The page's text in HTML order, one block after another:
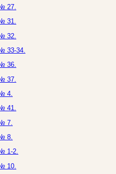
27.
31.
32.
33-34.
36.
37.
4.
41.
7.
8.
1-2.
10.